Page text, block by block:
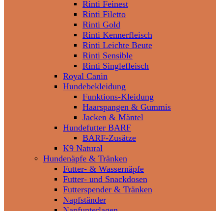
Rinti Feinest
Rinti Filetto
Rinti Gold
Rinti Kennerfleisch
Rinti Leichte Beute
Rinti Sensible
Rinti Singlefleisch
Royal Canin
Hundebekleidung
Funktions-Kleidung
Haarspangen & Gummis
Jacken & Mäntel
Hundefutter BARF
BARF-Zusätze
K9 Natural
Hundenäpfe & Tränken
Futter- & Wassernäpfe
Futter- und Snackdosen
Futterspender & Tränken
Napfständer